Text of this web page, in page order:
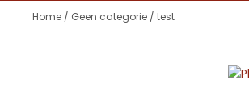
Home / Geen categorie / test